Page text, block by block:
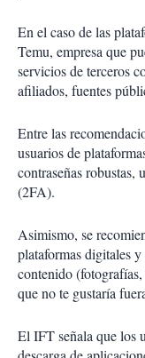
En el caso de las
Temu, empresa que
servicios de terceros
afiliados, fuentes
Entre las
usuarios de
contraseñas robustas,
(2FA).
Asimismo, se
plataformas digitales
contenido
que no te gustaría
El IFT señala que los